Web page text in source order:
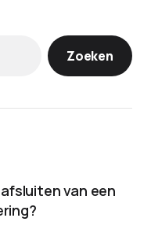
Zoeken
van een